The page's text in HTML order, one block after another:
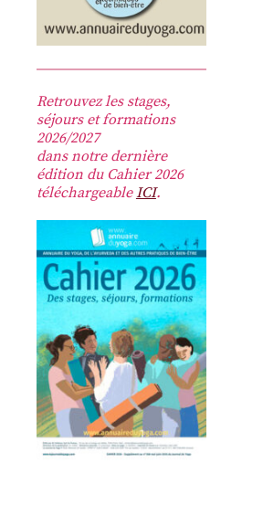
Retrouvez les stages,
séjours et formations
2026/2027
dans notre dernière
édition du Cahier 2026
téléchargeableICI.